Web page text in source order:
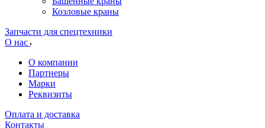
Козловые краны
Запчасти для спецтехники
О нас
О компании
Партнеры
Марки
Реквизиты
Оплата и доставка
Контакты